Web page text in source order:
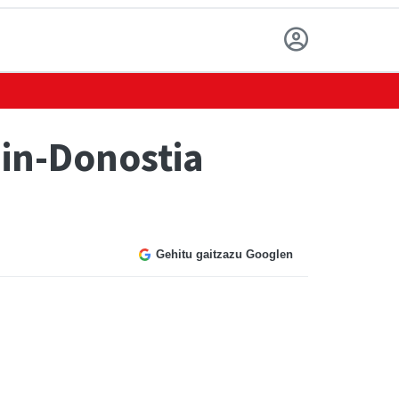
Donostia
Gehitu gaitzazu Googlen